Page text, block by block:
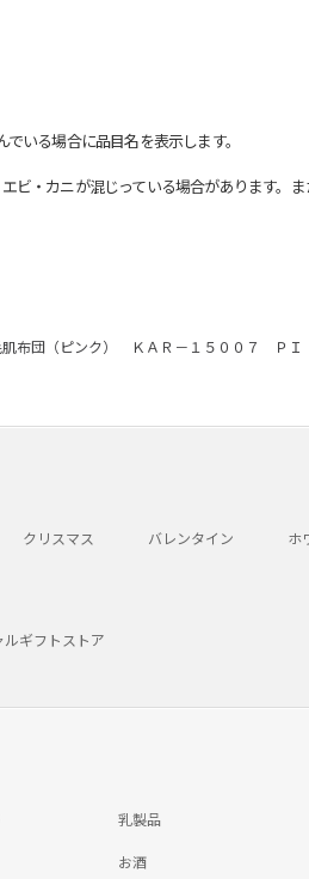
いる場合に品目名を表示します。
・カニが混じっている場合があります。
肌布団（ピンク） ＫＡＲ－１５００７ ＰＩ
クリスマス バレンタイン ホ
ルギフトストア
乳製品
お酒